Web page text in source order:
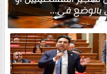
بالوضع في...